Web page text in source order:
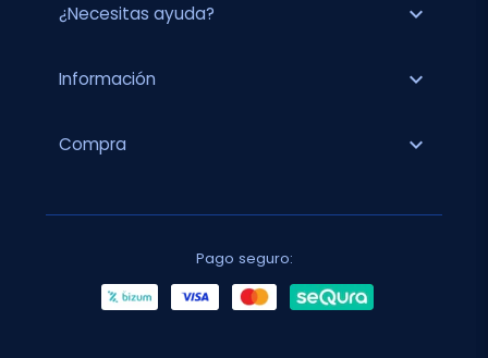
¿Necesitas ayuda? expand_more
Información expand_more
Compra expand_more
Pago seguro: